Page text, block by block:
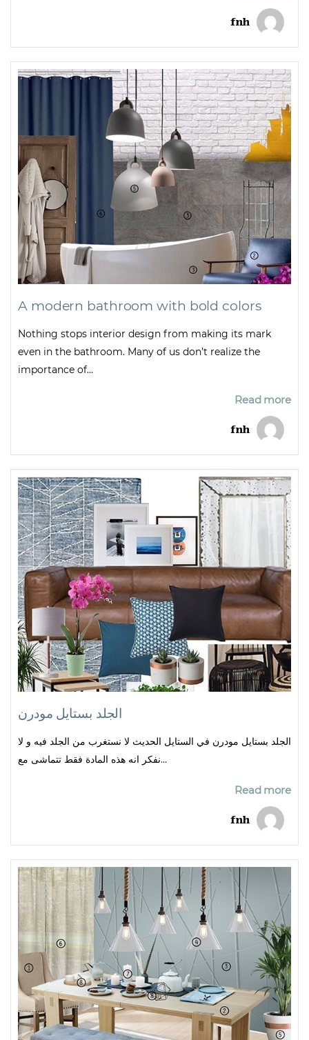
fnh
A modern bathroom with bold colors
Nothing stops interior design from making its mark
even in the bathroom. Many of us don’t realize the
importance of...
Read more
fnh
الجلد بستايل مودرن
الجلد بستايل مودرن في الستايل الحديث لا نستغرب من الجلد فيه و لا
نفكر انه هذه المادة فقط تتماشى مع...
Read more
fnh